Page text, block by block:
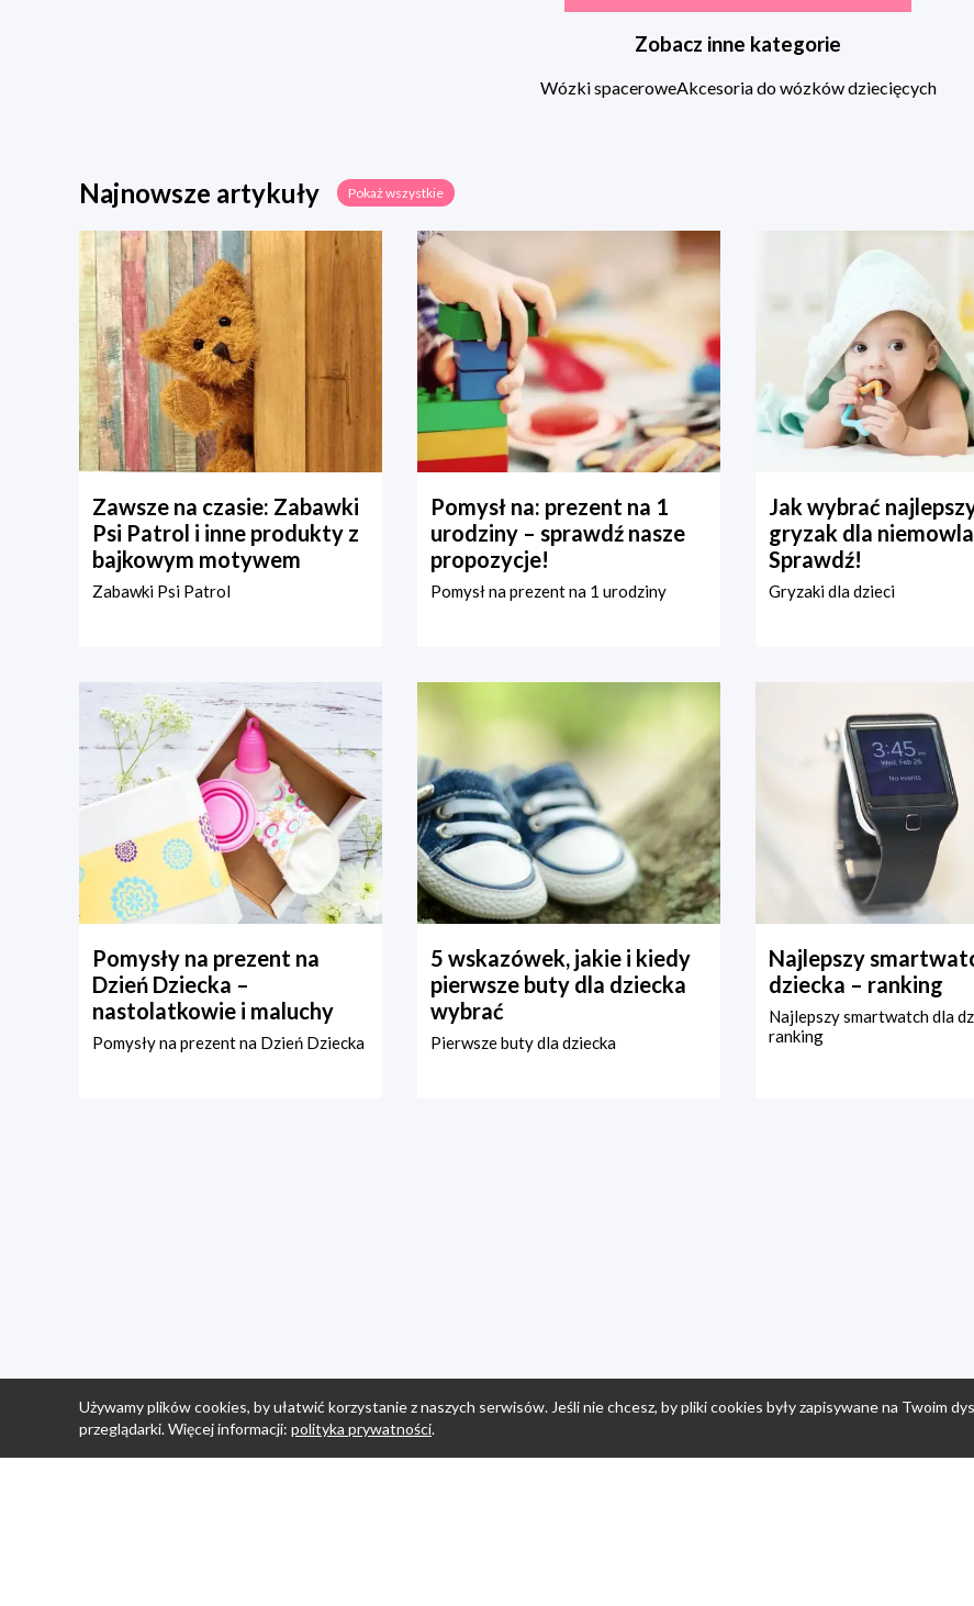
Zobacz inne kategorie
Wózki spaceroweAkcesoria do wózków dziecięcych
Najnowsze artykuły Pokaż wszystkie
Zawsze na czasie: Zabawki
Psi Patrol i inne produkty z
bajkowym motywem
Zabawki Psi Patrol
Pomysł na: prezent na 1
urodziny – sprawdź nasze
propozycje!
Pomysł na prezent na 1 urodziny
Jak wybrać
gryzak dla
Sprawdź!
Gryzaki dla dzieci
Pomysły na prezent na
Dzień Dziecka –
nastolatkowie i maluchy
Pomysły na prezent na Dzień Dziecka
5 wskazówek, jakie i kiedy
pierwsze buty dla dziecka
wybrać
Pierwsze buty dla dziecka
Najlepszy
dziecka – ranking
Najlepszy smartwatch dla
ranking
Używamy plików cookies, by ułatwić korzystanie z naszych serwisów. Jeśli nie chcesz, by pliki cookies były zapisywane na Twoim
przeglądarki. Więcej informacji: polityka prywatności.